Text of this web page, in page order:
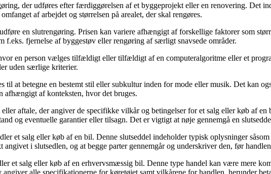
der udføres efter færdiggørelsen af et byggeprojekt eller en renovering. Det
af arbejdet og størrelsen på arealet, der skal rengøres.
en slutrengøring. Prisen kan variere afhængigt af forskellige faktorer som
f.eks. fjernelse af byggestøv eller rengøring af særligt snavsede områder.
en person vælges tilfældigt eller tilfældigt af en computeralgoritme eller et
uden særlige kriterier.
til at betegne en bestemt stil eller subkultur inden for mode eller musik. Det kan
afhængigt af konteksten, hvor det bruges.
aftale, der angiver de specifikke vilkår og betingelser for et salg eller køb af
og eventuelle garantier eller tilsagn. Det er vigtigt at nøje gennemgå en
et salg eller køb af en bil. Denne slutseddel indeholder typisk oplysninger
i slutsedlen, og at begge parter gennemgår og underskriver den, før
et salg eller køb af en erhvervsmæssig bil. Denne type handel kan være mere
alle specifikationerne for køretøjet samt vilkårene for handlen, herunder